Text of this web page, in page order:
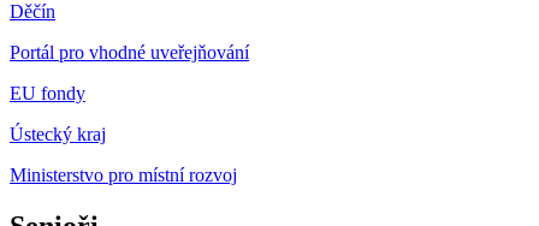
Děčín
Portál pro vhodné uveřejňování
EU fondy
Ústecký kraj
Ministerstvo pro místní rozvoj